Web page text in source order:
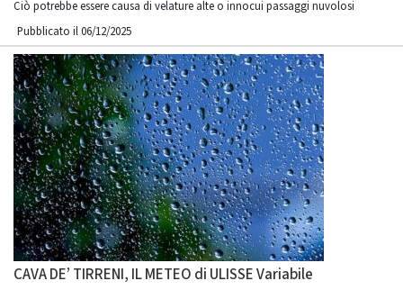
Ciò potrebbe essere causa di velature alte o innocui passaggi nuvolosi
Pubblicato il 06/12/2025
CAVA DE’ TIRRENI, IL METEO di ULISSE Variabile